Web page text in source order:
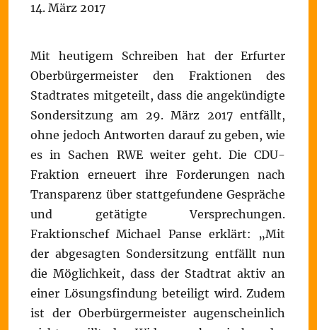
14. März 2017
Mit heutigem Schreiben hat der Erfurter
Oberbürgermeister den Fraktionen des
Stadtrates mitgeteilt, dass die angekündigte
Sondersitzung am 29. März 2017 entfällt,
ohne jedoch Antworten darauf zu geben, wie
es in Sachen RWE weiter geht. Die CDU-
Fraktion erneuert ihre Forderungen nach
Transparenz über stattgefundene Gespräche
und getätigte Versprechungen.
Fraktionschef Michael Panse erklärt: „Mit
der abgesagten Sondersitzung entfällt nun
die Möglichkeit, dass der Stadtrat aktiv an
einer Lösungsfindung beteiligt wird. Zudem
ist der Oberbürgermeister augenscheinlich